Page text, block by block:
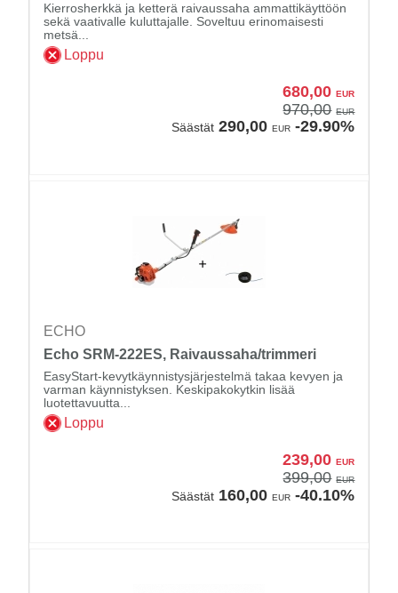
Kierrosherkkä ja ketterä raivaussaha ammattikäyttöön
sekä vaativalle kuluttajalle. Soveltuu erinomaisesti
metsä...
Loppu
680,00 EUR
970,00 EUR
Säästät 290,00 EUR -29.90%
ECHO
Echo SRM-222ES, Raivaussaha/trimmeri
EasyStart-kevytkäynnistysjärjestelmä takaa kevyen ja
varman käynnistyksen. Keskipakokytkin lisää
luotettavuutta...
Loppu
239,00 EUR
399,00 EUR
Säästät 160,00 EUR -40.10%